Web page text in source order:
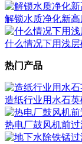
解锁水质净化新
什么情况下用浅
热门产品
造纸行业用水石
热电厂鼓风机前